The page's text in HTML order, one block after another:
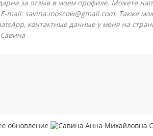
за отзыв в моем профиле. Можете
mail: savina.moscow@gmail.com. Также
контактные данные у меня на
обновление